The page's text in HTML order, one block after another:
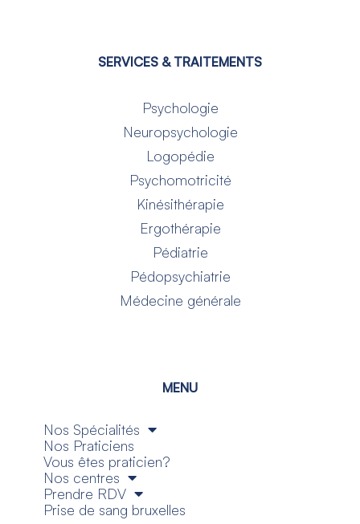
SERVICES & TRAITEMENTS
Psychologie
Neuropsychologie
Logopédie
Psychomotricité
Kinésithérapie
Ergothérapie
Pédiatrie
Pédopsychiatrie
Médecine générale
MENU
Nos Spécialités
Nos Praticiens
Vous êtes praticien?
Nos centres
Prendre RDV
Prise de sang bruxelles